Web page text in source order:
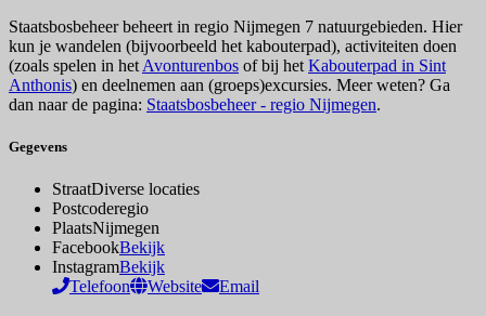
Staatsbosbeheer beheert in regio Nijmegen 7 natuurgebieden. Hier
kun je wandelen (bijvoorbeeld het kabouterpad), activiteiten doen
(zoals spelen in het Avonturenbos of bij het Kabouterpad in Sint
Anthonis) en deelnemen aan (groeps)excursies. Meer weten? Ga
dan naar de pagina: Staatsbosbeheer - regio Nijmegen.
Gegevens
StraatDiverse locaties
Postcoderegio
PlaatsNijmegen
FacebookBekijk
InstagramBekijk
Telefoon
Website Email